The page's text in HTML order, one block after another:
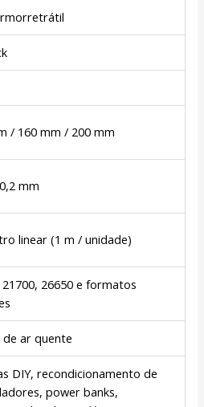
/ 160 mm / 200 mm
mm
linear (1 m / unidade)
21700, 26650 e formatos
de ar quente
DIY, recondicionamento de
power banks,